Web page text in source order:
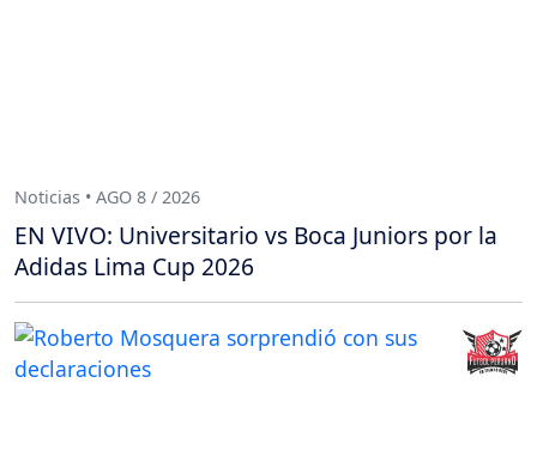
Noticias • AGO 8 / 2026
EN VIVO: Universitario vs Boca Juniors por la
Adidas Lima Cup 2026